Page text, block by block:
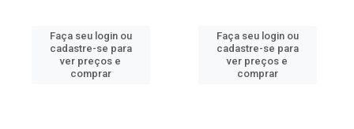
Faça seu login ou
cadastre-se para
ver preços e
comprar
Faça seu login ou
cadastre-se para
ver preços e
comprar